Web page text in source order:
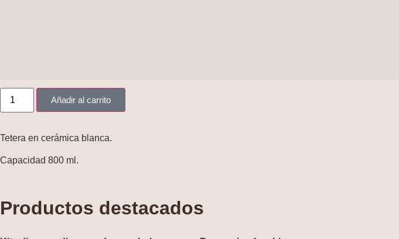
Añadir al carrito
Tetera en cerámica blanca.
Capacidad 800 ml.
Productos destacados